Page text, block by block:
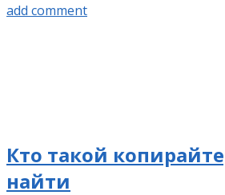
add comment
Кто такой
найти